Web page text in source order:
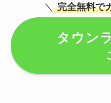
＼ 完全無料で
タウン